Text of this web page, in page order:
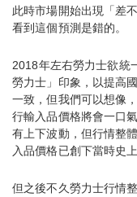
此時市場開始出現「差
看到這個預測是錯的。
2018年左右勞力士欲統
勞力士」印象，以提高
一致，但我們可以想像
行輸入品價格將會一口
有上下波動，但行情整
入品價格已創下當時史
但之後不久勞力士行情